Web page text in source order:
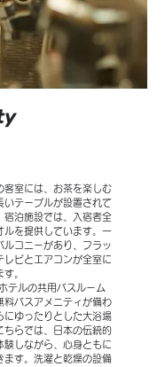
客室には、お茶を楽しむ
いテーブルが設置されて
宿泊施設では、入宿者全
ルを提供しています。一
ルコニーがあり、フラッ
レビとエアコンが全室に
。
テルの共用バスルーム
料バスアメニティが備わ
にゆったりとした大浴場
ちらでは、日本の伝統的
験しながら、心身ともに
ます。洗濯と乾燥の設備